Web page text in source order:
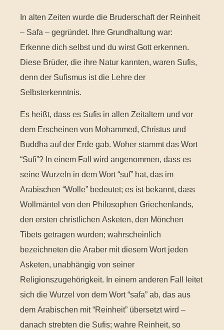
In alten Zeiten wurde die Bruderschaft der Reinheit
– Safa – gegründet. Ihre Grundhaltung war:
Erkenne dich selbst und du wirst Gott erkennen.
Diese Brüder, die ihre Natur kannten, waren Sufis,
denn der Sufismus ist die Lehre der
Selbsterkenntnis.
Es heißt, dass es Sufis in allen Zeitaltern und vor
dem Erscheinen von Mohammed, Christus und
Buddha auf der Erde gab. Woher stammt das Wort
“Sufi”? In einem Fall wird angenommen, dass es
seine Wurzeln in dem Wort “suf” hat, das im
Arabischen “Wolle” bedeutet; es ist bekannt, dass
Wollmäntel von den Philosophen Griechenlands,
den ersten christlichen Asketen, den Mönchen
Tibets getragen wurden; wahrscheinlich
bezeichneten die Araber mit diesem Wort jeden
Asketen, unabhängig von seiner
Religionszugehörigkeit. In einem anderen Fall leitet
sich die Wurzel von dem Wort “safa” ab, das aus
dem Arabischen mit “Reinheit” übersetzt wird –
danach strebten die Sufis; wahre Reinheit, so